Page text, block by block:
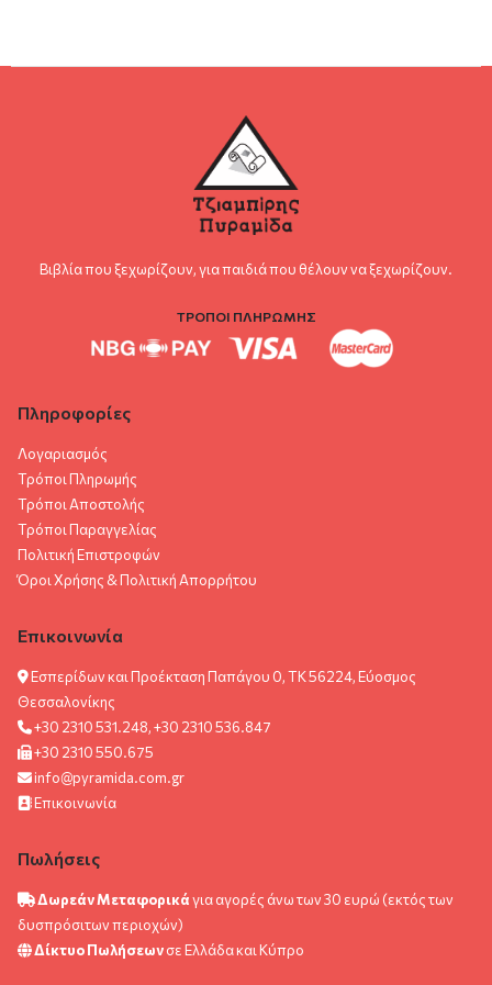
Βιβλία που ξεχωρίζουν, για παιδιά που θέλουν να ξεχωρίζουν.
ΤΡΟΠΟΙ ΠΛΗΡΩΜΗΣ
Πληροφορίες
Λογαριασμός
Τρόποι Πληρωμής
Τρόποι Αποστολής
Τρόποι Παραγγελίας
Πολιτική Επιστροφών
Όροι Χρήσης & Πολιτική Aπορρήτου
Επικοινωνία
Εσπερίδων και Προέκταση Παπάγου 0, ΤΚ 56224, Εύοσμος
Θεσσαλονίκης
+30 2310 531.248, +30 2310 536.847
+30 2310 550.675
info@pyramida.com.gr
Επικοινωνία
Πωλήσεις
Δωρεάν Μεταφορικάγια αγορές άνω των 30 ευρώ (εκτός των
δυσπρόσιτων περιοχών)
Δίκτυο Πωλήσεωνσε Ελλάδα και Κύπρο